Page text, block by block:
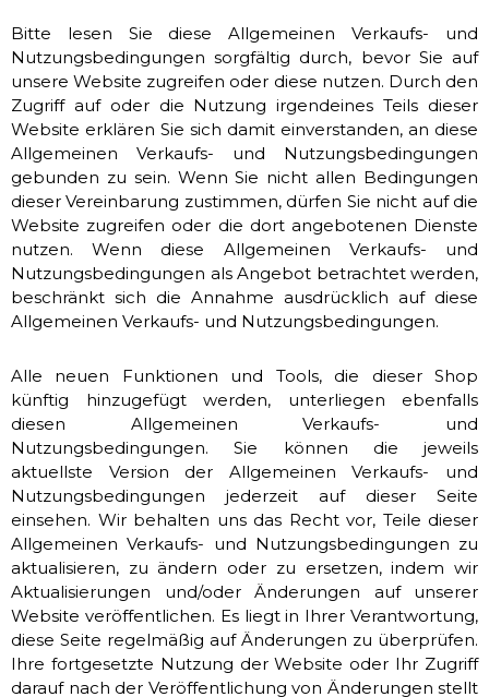
Bitte lesen Sie diese Allgemeinen Verkaufs- und
Nutzungsbedingungen sorgfältig durch, bevor Sie auf
unsere Website zugreifen oder diese nutzen. Durch den
Zugriff auf oder die Nutzung irgendeines Teils dieser
Website erklären Sie sich damit einverstanden, an diese
Allgemeinen Verkaufs- und Nutzungsbedingungen
gebunden zu sein. Wenn Sie nicht allen Bedingungen
dieser Vereinbarung zustimmen, dürfen Sie nicht auf die
Website zugreifen oder die dort angebotenen Dienste
nutzen. Wenn diese Allgemeinen Verkaufs- und
Nutzungsbedingungen als Angebot betrachtet werden,
beschränkt sich die Annahme ausdrücklich auf diese
Allgemeinen Verkaufs- und Nutzungsbedingungen.
Alle neuen Funktionen und Tools, die dieser Shop
künftig hinzugefügt werden, unterliegen ebenfalls
diesen Allgemeinen Verkaufs- und
Nutzungsbedingungen. Sie können die jeweils
aktuellste Version der Allgemeinen Verkaufs- und
Nutzungsbedingungen jederzeit auf dieser Seite
einsehen. Wir behalten uns das Recht vor, Teile dieser
Allgemeinen Verkaufs- und Nutzungsbedingungen zu
aktualisieren, zu ändern oder zu ersetzen, indem wir
Aktualisierungen und/oder Änderungen auf unserer
Website veröffentlichen. Es liegt in Ihrer Verantwortung,
diese Seite regelmäßig auf Änderungen zu überprüfen.
Ihre fortgesetzte Nutzung der Website oder Ihr Zugriff
darauf nach der Veröffentlichung von Änderungen stellt